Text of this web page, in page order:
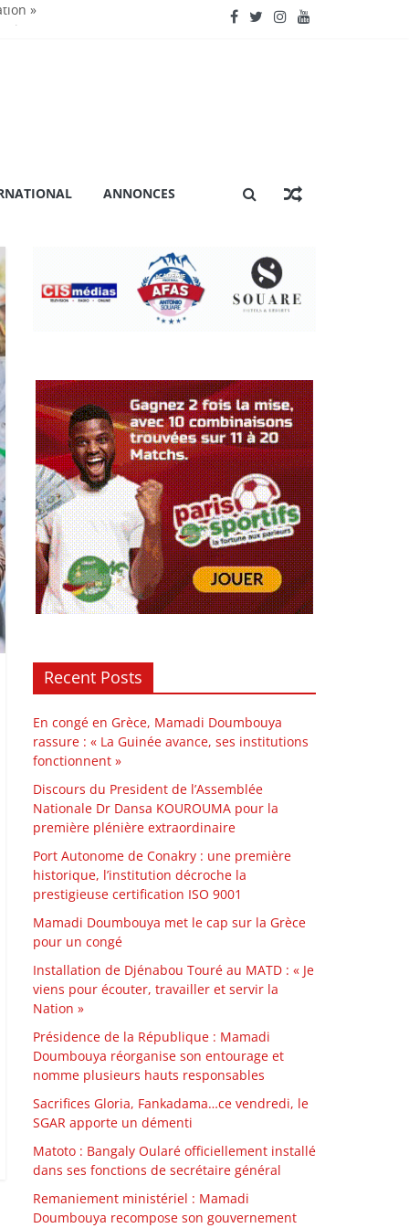
»
ANNONCES
Recent Posts
En congé en Grèce, Mamadi Doumbouya
rassure : « La Guinée avance, ses institutions
fonctionnent »
Discours du President de l’Assemblée
Nationale Dr Dansa KOUROUMA pour la
première plénière extraordinaire
Port Autonome de Conakry : une première
historique, l’institution décroche la
prestigieuse certification ISO 9001
Mamadi Doumbouya met le cap sur la Grèce
pour un congé
Installation de Djénabou Touré au MATD : « Je
viens pour écouter, travailler et servir la
Nation »
Présidence de la République : Mamadi
Doumbouya réorganise son entourage et
nomme plusieurs hauts responsables
Sacrifices Gloria, Fankadama…ce vendredi, le
SGAR apporte un démenti
Matoto : Bangaly Oularé officiellement installé
dans ses fonctions de secrétaire général
Remaniement ministériel : Mamadi
Doumbouya recompose son gouvernement